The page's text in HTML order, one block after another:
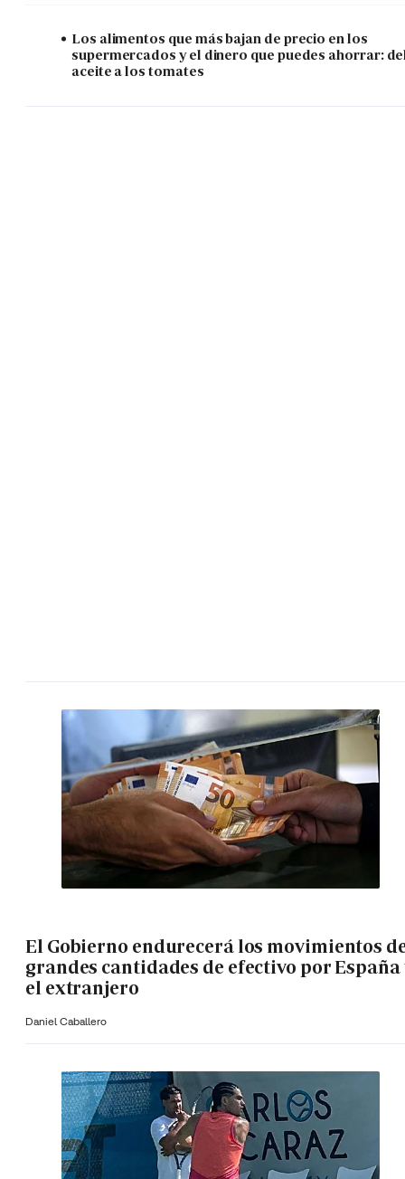
Los alimentos que más bajan de precio en los
supermercados y el dinero que puedes ahorrar:
aceite a los tomates
El Gobierno endurecerá los movimientos
grandes cantidades de efectivo por España
el extranjero
Daniel Caballero